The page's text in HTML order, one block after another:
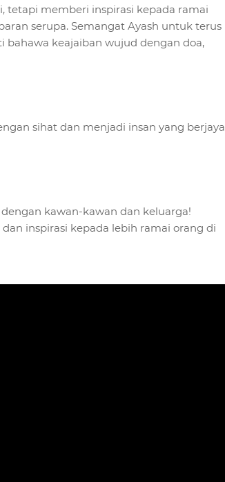
tetapi memberi inspirasi kepada ramai
serupa. Semangat Ayash untuk terus
keajaiban wujud dengan doa,
sihat dan menjadi insan yang berjaya
kawan-kawan dan keluarga!
inspirasi kepada lebih ramai orang di